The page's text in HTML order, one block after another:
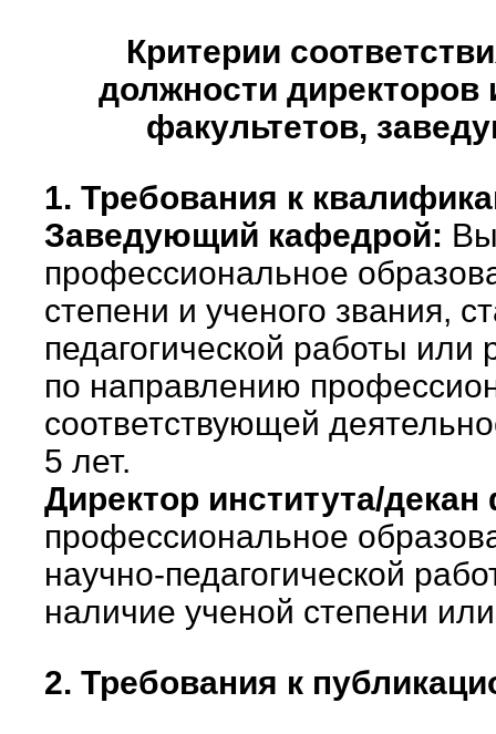
Критерии
должности директоров
факультетов,
1. Требования к
Заведующий кафедрой:
профессиональное
степени и ученого звания,
педагогической работы или
по направлению
соответствующей
5 лет.
Директор института/декан
профессиональное
научно-педагогической
наличие ученой степени
2. Требования к